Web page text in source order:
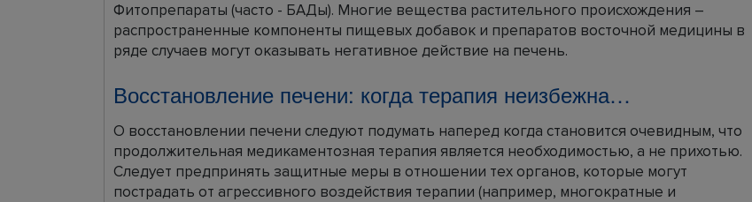
Фитопрепараты (часто - БАДы). Многие вещества растительного происхождения –
распространенные компоненты пищевых добавок и препаратов восточной медицины в
ряде случаев могут оказывать негативное действие на печень.
Восстановление печени: когда терапия неизбежна…
О восстановлении печени следуют подумать наперед когда становится очевидным, что
продолжительная медикаментозная терапия является необходимостью, а не прихотью.
Следует предпринять защитные меры в отношении тех органов, которые могут
пострадать от агрессивного воздействия терапии (например, многократные и